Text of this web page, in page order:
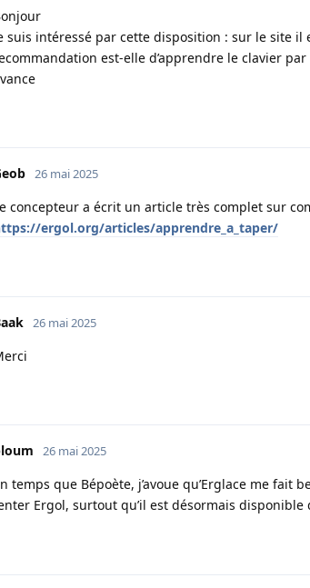
suis intéressé par cette disposition : sur le site
est-elle d’apprendre le clavier
26 mai 2025
concepteur a écrit un article très complet sur
ergol.org/articles/apprendre_a_taper/
26 mai 2025
26 mai 2025
temps que Bépoète, j’avoue qu’Erglace me fait
Ergol, surtout qu’il est désormais disponible